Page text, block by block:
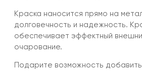
Краска наносится прямо на
долговечность и надежность.
обеспечивает эффектный
очарование.
Подарите возможность